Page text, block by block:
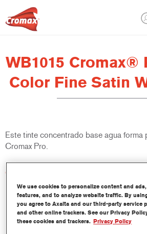
WB1015 Cromax®
Color Fine Satin
Este tinte concentrado base agua forma
Cromax Pro.
Características del producto
Excelente cubrición con una
Aplicación rápida y rentable - mayor
productividad.
Forma parte de un completo sistema
We use cookies to personalize content and
features, and to analyze website traffic. By
you agree to Axalta and our third-party service
and other online trackers. See our Privacy
these cookies and trackers. Privacy Policy